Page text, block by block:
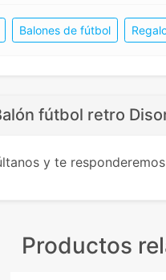
Balones de fútbol
fútbol retro
y te
Productos